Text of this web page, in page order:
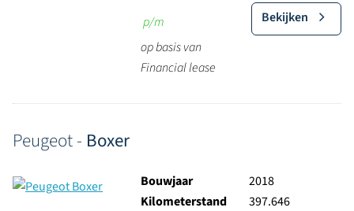
p/m
op basis van
Financial lease
Bekijken
Peugeot - Boxer
Bouwjaar
2018
Kilometerstand
397.646